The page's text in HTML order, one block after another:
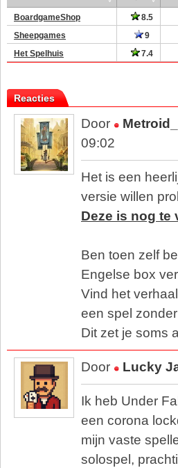
BoardgameShop 8.5
Sheepgames
9
Het Spelhuis
7.4
Reacties
Door
09:02
Het is een
versie willen
Deze is nog te
Ben toen zelf
Engelse box
Vind het
een spel
Dit zet je soms
Door Lucky
Ik heb Under
een corona
mijn vaste
solospel,